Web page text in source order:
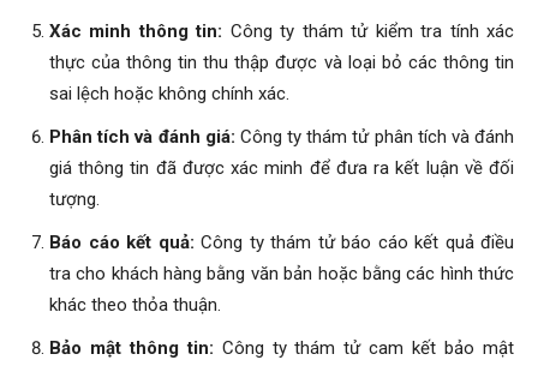
Xác minh thông tin: Công ty thám tử kiểm tra tính xác
thực của thông tin thu thập được và loại bỏ các thông tin
sai lệch hoặc không chính xác.
Phân tích và đánh giá: Công ty thám tử phân tích và đánh
giá thông tin đã được xác minh để đưa ra kết luận về đối
tượng.
Báo cáo kết quả: Công ty thám tử báo cáo kết quả điều
tra cho khách hàng bằng văn bản hoặc bằng các hình thức
khác theo thỏa thuận.
Bảo mật thông tin: Công ty thám tử cam kết bảo mật